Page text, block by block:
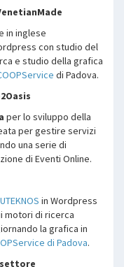
in inglese
con studio del
e studio della grafica
di Padova.
per lo sviluppo della
per gestire servizi
una serie di
di Eventi Online.
in Wordpress
motori di ricerca
la grafica in
di Padova.
settore